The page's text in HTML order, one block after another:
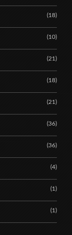
(18)
(10)
(21)
(18)
(21)
(36)
(36)
(4)
(1)
(1)